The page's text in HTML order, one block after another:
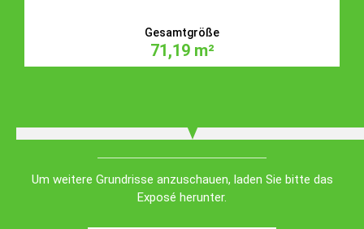
Gesamtgröße
71,19 m²
Um weitere Grundrisse anzuschauen, laden Sie bitte das
Exposé herunter.